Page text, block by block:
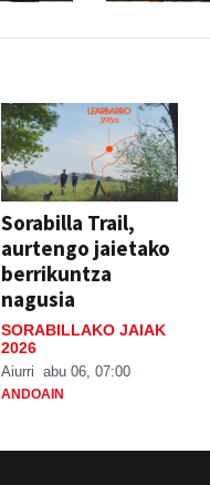
Sorabilla Trail,
aurtengo jaietako
berrikuntza
nagusia
SORABILLAKO JAIAK
2026
Aiurri abu 06, 07:00
ANDOAIN